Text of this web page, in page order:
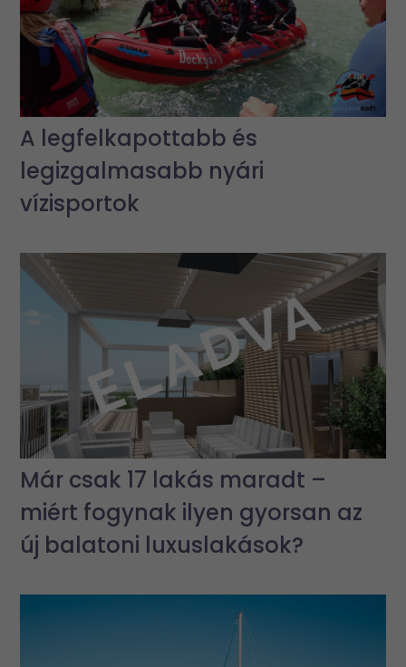
A legfelkapottabb és
legizgalmasabb nyári
vízisportok
Már csak 17 lakás maradt –
miért fogynak ilyen gyorsan az
új balatoni luxuslakások?